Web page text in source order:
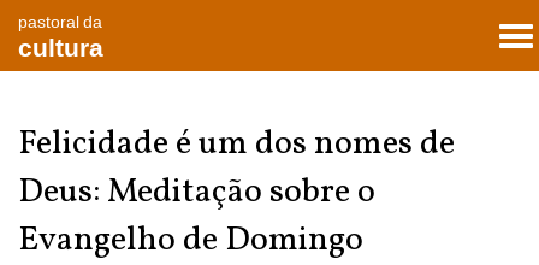
pastoral da
cultura
Felicidade é um dos nomes de
Deus: Meditação sobre o
Evangelho de Domingo